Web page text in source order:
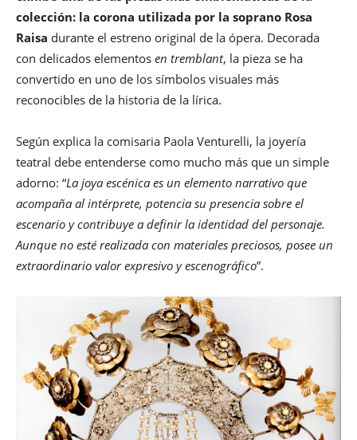
colección: la corona utilizada por la soprano Rosa
Raisa durante el estreno original de la ópera. Decorada
con delicados elementos en tremblant, la pieza se ha
convertido en uno de los símbolos visuales más
reconocibles de la historia de la lírica.
Según explica la comisaria Paola Venturelli, la joyería
teatral debe entenderse como mucho más que un simple
adorno: “La joya escénica es un elemento narrativo que
acompaña al intérprete, potencia su presencia sobre el
escenario y contribuye a definir la identidad del personaje.
Aunque no esté realizada con materiales preciosos, posee un
extraordinario valor expresivo y escenográfico”.